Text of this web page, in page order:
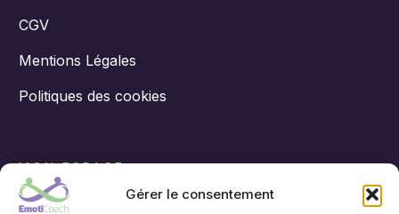
Gérer le consentement
CGV
Mentions Légales
Politiques des cookies
MON ESPACE
Mon Compte